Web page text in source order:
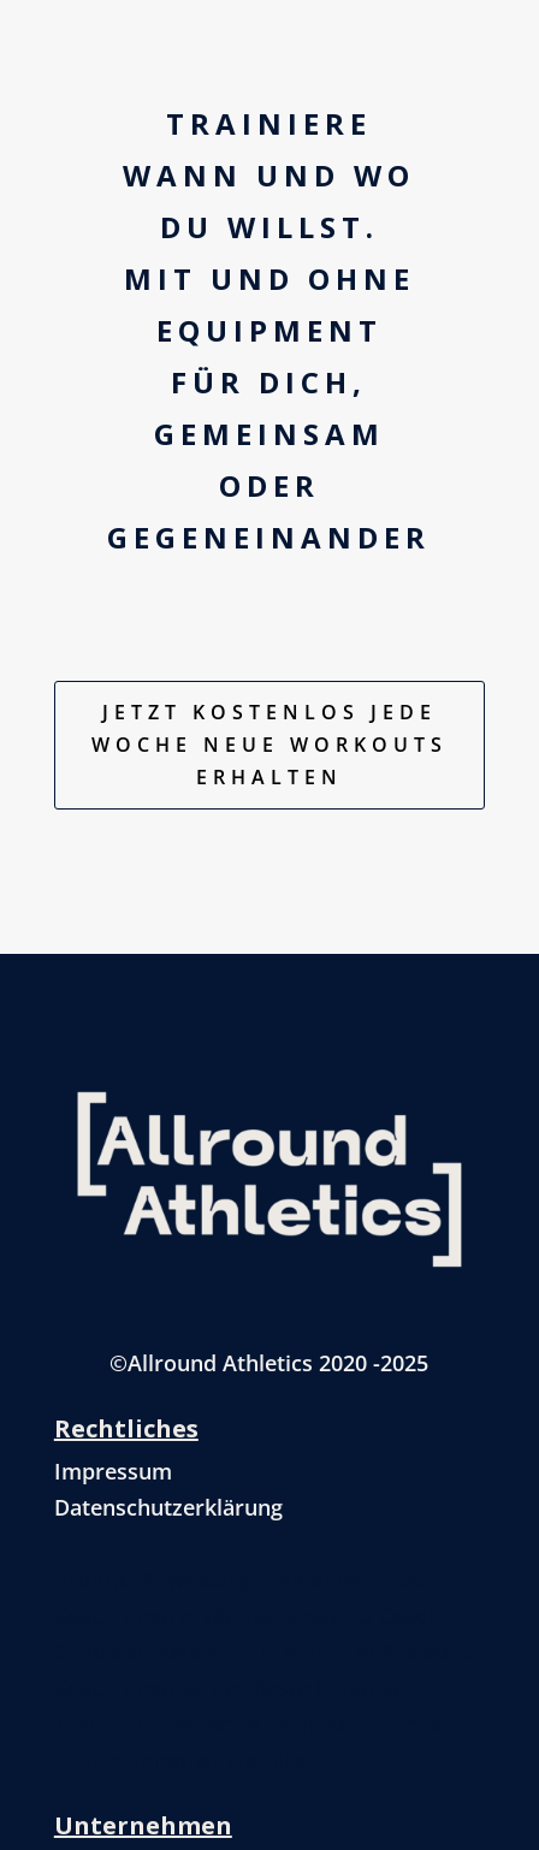
TRAINIERE
WANN UND WO
DU WILLST.
MIT UND OHNE
EQUIPMENT
FÜR DICH,
GEMEINSAM
ODER
GEGENEINANDER
JETZT KOSTENLOS JEDE
WOCHE NEUE WORKOUTS
ERHALTEN
©Allround Athletics 2020 -2025
Rechtliches
Impressum
Datenschutzerklärung
Unternehmen